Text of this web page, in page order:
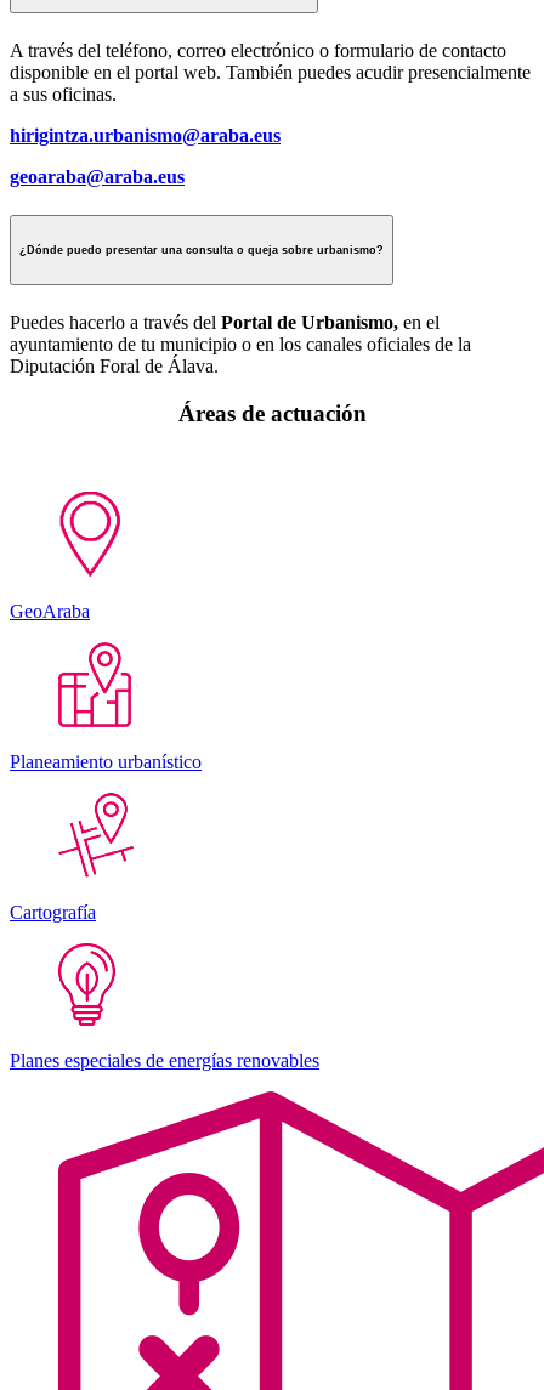
A través del teléfono, correo electrónico o formulario de contacto
disponible en el portal web. También puedes acudir presencialmente
a sus oficinas.
hirigintza.urbanismo@araba.eus
geoaraba@araba.eus
¿Dónde puedo presentar una consulta o queja sobre urbanismo?
Puedes hacerlo a través del Portal de Urbanismo, en el
ayuntamiento de tu municipio o en los canales oficiales de la
Diputación Foral de Álava.
Áreas de actuación
GeoAraba
Planeamiento urbanístico
Cartografía
Planes especiales de energías renovables